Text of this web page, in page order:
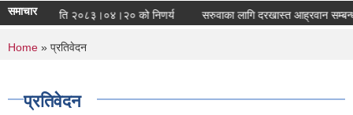
समाचार मिति २०८३।०४।२० को निणर्य सरुवाका लागि दरखास्त आह्रवान
You are here
Home » प्रतिवेदन
प्रतिवेदन